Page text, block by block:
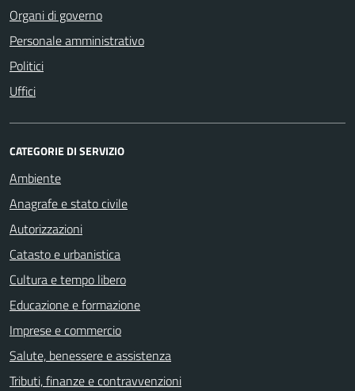
Organi di governo
Personale amministrativo
Politici
Uffici
CATEGORIE DI SERVIZIO
Ambiente
Anagrafe e stato civile
Autorizzazioni
Catasto e urbanistica
Cultura e tempo libero
Educazione e formazione
Imprese e commercio
Salute, benessere e assistenza
Tributi, finanze e contravvenzioni